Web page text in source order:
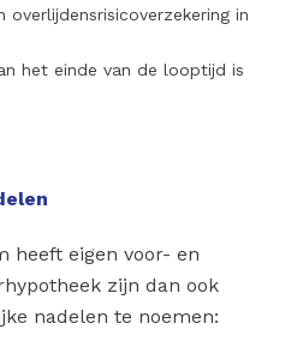
overlijdensrisicoverzekering in
het einde van de looptijd is
heeft eigen voor- en
zijn dan ook
nadelen te noemen: